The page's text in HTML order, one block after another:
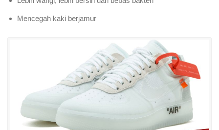
Mencegah kaki berjamur